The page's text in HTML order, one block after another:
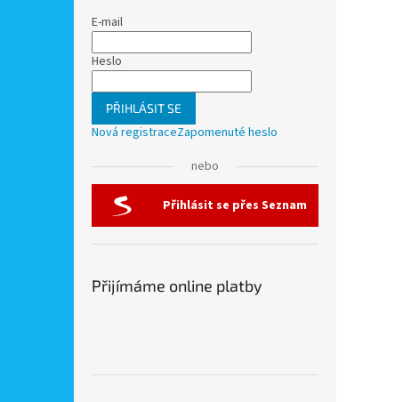
E-mail
Heslo
PŘIHLÁSIT SE
Nová registraceZapomenuté heslo
nebo
Přihlásit se přes Seznam
Přijímáme online platby